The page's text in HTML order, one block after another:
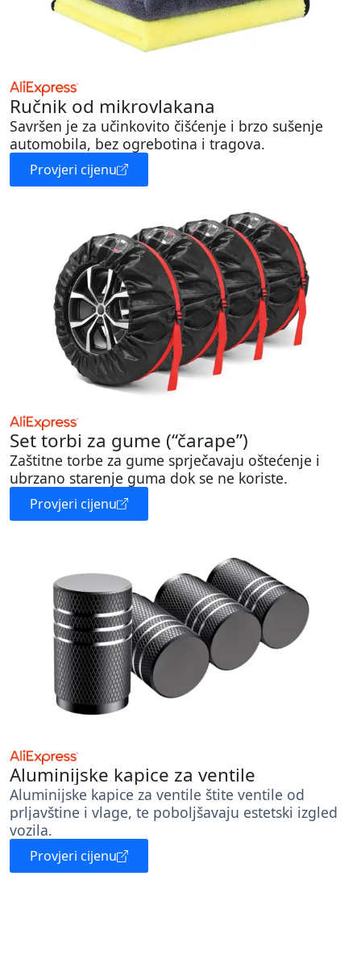
Ručnik od mikrovlakana
Savršen je za učinkovito čišćenje i brzo sušenje
automobila, bez ogrebotina i tragova.
Provjeri cijenu
Set torbi za gume (“čarape”)
Zaštitne torbe za gume sprječavaju oštećenje i
ubrzano starenje guma dok se ne koriste.
Provjeri cijenu
Aluminijske kapice za ventile
Aluminijske kapice za ventile štite ventile od
prljavštine i vlage, te poboljšavaju estetski izgled
vozila.
Provjeri cijenu